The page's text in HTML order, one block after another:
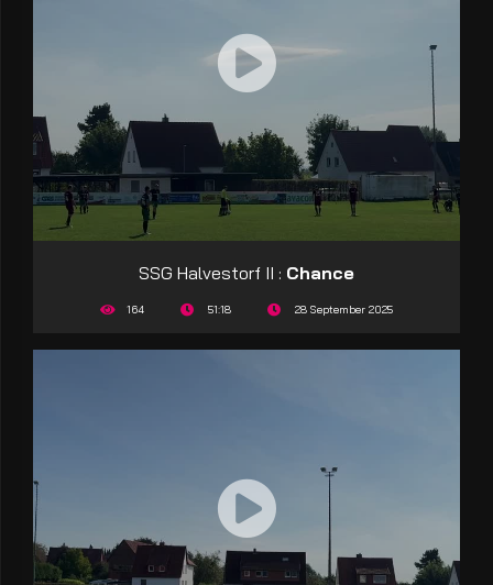
SSG Halvestorf II : Chance
164 51:18 28 September 2025